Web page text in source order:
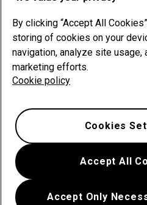
produttività
By clicking “Accept All
storing of cookies on your
navigation, analyze site usage,
marketing efforts.
Cookie policy
Accept All
Accept Only
Cookies